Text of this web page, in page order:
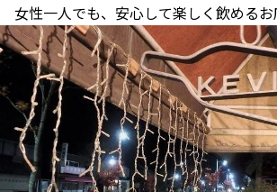
女性一人でも、安心して楽しく飲める